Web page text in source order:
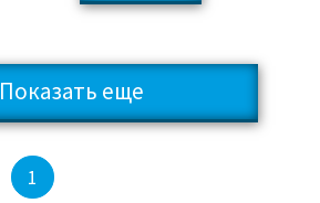
Показать еще
1